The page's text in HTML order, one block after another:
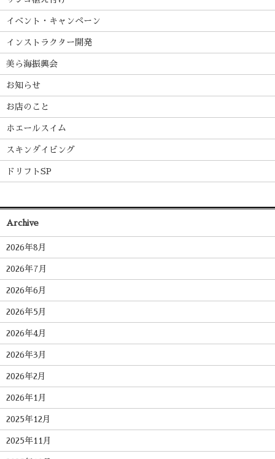
イベント・キャンペーン
インストラクター開発
美ら海振興会
お知らせ
お店のこと
ホエールスイム
スキンダイビング
ドリフトSP
Archive
2026年8月
2026年7月
2026年6月
2026年5月
2026年4月
2026年3月
2026年2月
2026年1月
2025年12月
2025年11月